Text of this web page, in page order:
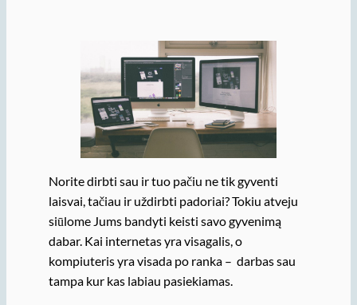
Norite dirbti sau ir tuo pačiu ne tik gyventi
laisvai, tačiau ir uždirbti padoriai? Tokiu atveju
siūlome Jums bandyti keisti savo gyvenimą
dabar. Kai internetas yra visagalis, o
kompiuteris yra visada po ranka – darbas sau
tampa kur kas labiau pasiekiamas.